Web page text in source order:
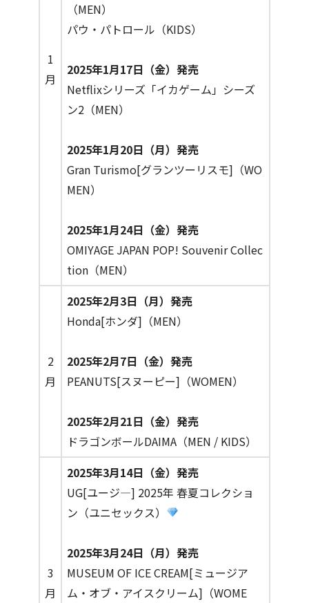
1
月
（MEN）
パウ・パトロール（KIDS）
2025年1月17日（金）発売
Netflixシリーズ「イカゲーム」シーズ
ン2（MEN）
2025年1月20日（月）発売
Gran Turismo[グランツーリスモ]（WO
MEN）
2025年1月24日（金）発売
OMIYAGE JAPAN POP! Souvenir Collec
tion（MEN）
2
月
2025年2月3日（月）発売
Honda[ホンダ]（MEN）
2025年2月7日（金）発売
PEANUTS[スヌーピー]（WOMEN）
2025年2月21日（金）発売
ドラゴンボールDAIMA（MEN / KIDS）
3
月
2025年3月14日（金）発売
UG[ユージ―] 2025年 春夏コレクショ
ン（ユニセックス）
2025年3月24日（月）発売
MUSEUM OF ICE CREAM[ミュージア
ム・オブ・アイスクリーム]（WOME